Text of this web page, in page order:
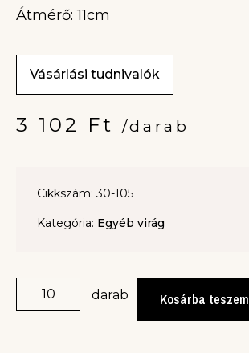
Átmérő: 11cm
Vásárlási tudnivalók
3 102 Ft /darab
Cikkszám: 30-105
Kategória: Egyéb virág
darab Kosárba teszem